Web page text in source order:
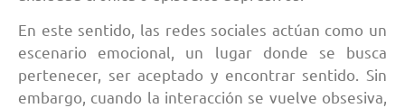
En este sentido, las redes sociales actúan como un
escenario emocional, un lugar donde se busca
pertenecer, ser aceptado y encontrar sentido. Sin
embargo, cuando la interacción se vuelve obsesiva,